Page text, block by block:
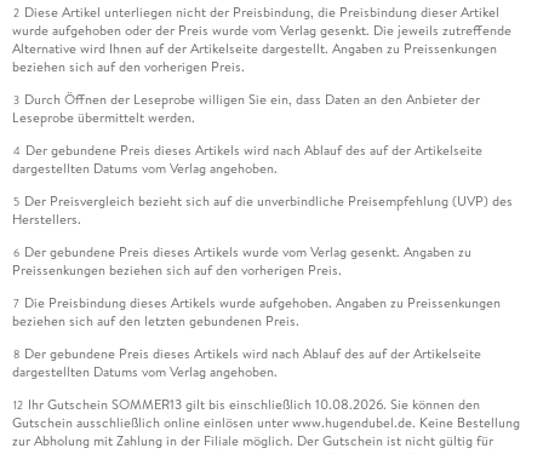
2 Diese Artikel unterliegen nicht der Preisbindung, die Preisbindung dieser Artikel
wurde aufgehoben oder der Preis wurde vom Verlag gesenkt. Die jeweils zutreffende
Alternative wird Ihnen auf der Artikelseite dargestellt. Angaben zu Preissenkungen
beziehen sich auf den vorherigen Preis.
3 Durch Öffnen der Leseprobe willigen Sie ein, dass Daten an den Anbieter der
Leseprobe übermittelt werden.
4 Der gebundene Preis dieses Artikels wird nach Ablauf des auf der Artikelseite
dargestellten Datums vom Verlag angehoben.
5 Der Preisvergleich bezieht sich auf die unverbindliche Preisempfehlung (UVP) des
Herstellers.
6 Der gebundene Preis dieses Artikels wurde vom Verlag gesenkt. Angaben zu
Preissenkungen beziehen sich auf den vorherigen Preis.
7 Die Preisbindung dieses Artikels wurde aufgehoben. Angaben zu Preissenkungen
beziehen sich auf den letzten gebundenen Preis.
8 Der gebundene Preis dieses Artikels wird nach Ablauf des auf der Artikelseite
dargestellten Datums vom Verlag angehoben.
12 Ihr Gutschein SOMMER13 gilt bis einschließlich 10.08.2026. Sie können den
Gutschein ausschließlich online einlösen unter www.hugendubel.de. Keine Bestellung
zur Abholung mit Zahlung in der Filiale möglich. Der Gutschein ist nicht gültig für